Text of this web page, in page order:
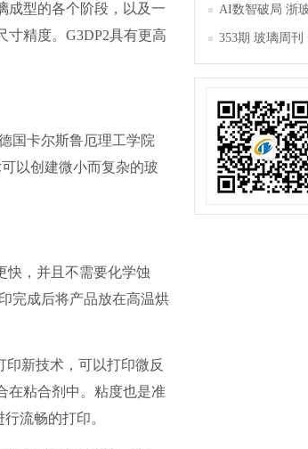
AI数智破局 浙
会暨第四届四
353期 玻璃周刊
2026.5.23）
成型的各个阶段，以及一
精度。G3DP2具有更高
国卡尔斯鲁厄理工学院
以创建微小而复杂的玻
快，并且不需要化学蚀
完成后将产品放在高温烘
新技术，可以打印微反
在粘合剂中。粘度也是准
流畅的打印。